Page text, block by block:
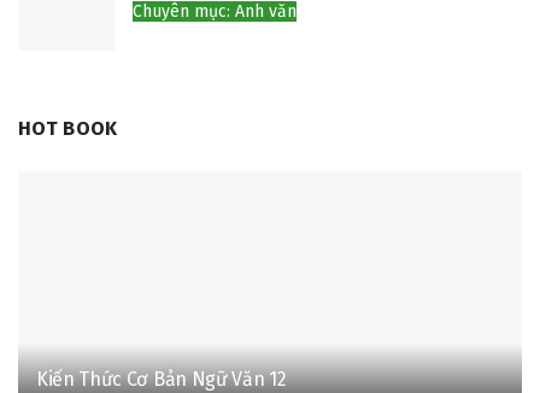
Chuyên mục: Anh văn
HOT BOOK
Kiến Thức Cơ Bản Ngữ Văn 12